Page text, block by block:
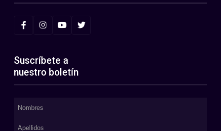
Suscríbete a
nuestro boletín